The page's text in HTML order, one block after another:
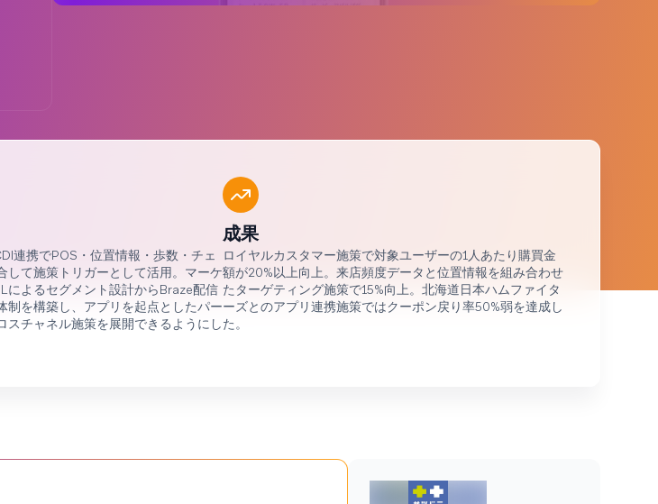
連携でPOS・位置情報・歩数・チェ
して施策トリガーとして活用。マーケ
によるセグメント設計からBraze配信
制を構築し、アプリを起点としたパー
スチャネル施策を展開できるようにし
成果
ロイヤルカスタマー施策で対象ユーザーの1人あたり購買金
額が20%以上向上。来店頻度データと位置情報を組み合わせ
たターゲティング施策で15%向上。北海道日本ハムファイタ
ーズとのアプリ連携施策ではクーポン戻り率50%弱を達成し
た。